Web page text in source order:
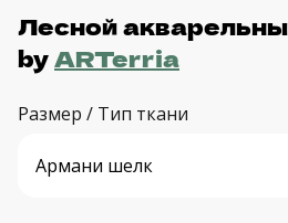
Лесной
byARTerria
Размер / Тип ткани